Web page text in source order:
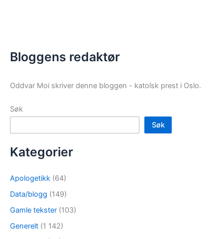
Bloggens redaktør
Oddvar Moi skriver denne bloggen - katolsk prest i Oslo.
Søk
Søk
Kategorier
Apologetikk (64)
Data/blogg (149)
Gamle tekster (103)
Generelt (1 142)